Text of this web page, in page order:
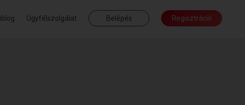
Ügyfélszolgálat Belépés Regisztráció